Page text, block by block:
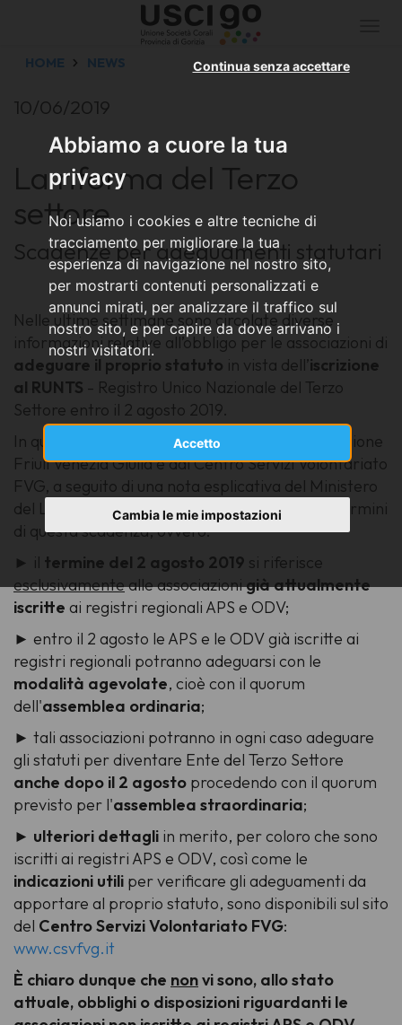
Abbiamo a cuore la tua
privacy
Noi usiamo i cookies e altre tecniche di
tracciamento per migliorare la tua
esperienza di navigazione nel nostro sito,
per mostrarti contenuti personalizzati e
annunci mirati, per analizzare il traffico sul
nostro sito, e per capire da dove arrivano i
nostri visitatori.
Accetto
Continua senza accettare
Cambia le mie impostazioni
HOME NEWS
10/06/2019
La riforma del Terzo
settore
Scadenze per adeguamenti statutari
Nelle ultime settimane sono circolate diverse
informazioni relative all’obbligo per le associazioni di
adeguare il proprio statuto in vista dell’iscrizione
al RUNTS - Registro Unico Nazionale del Terzo
Settore entro il 2 agosto 2019.
In questi giorni una circolare emanata dalla Regione
Friuli Venezia Giulia e dal Centro Servizi Volontariato
FVG, a seguito di una nota esplicativa del Ministero
del Lavoro e delle Politiche sociali, chiarisce i termini
di questa scadenza, ovvero:
► il termine del 2 agosto 2019 si riferisce
esclusivamentealle associazionigià attualmente
iscritte ai registri regionali APS e ODV;
► entro il 2 agosto le APS e le ODV già iscritte ai
registri regionali potranno adeguarsi con le
modalità agevolate, cioè con il quorum
dell'assemblea ordinaria;
► tali associazioni potranno in ogni caso adeguare
gli statuti per diventare Ente del Terzo Settore
anche dopo il 2 agosto procedendo con il quorum
previsto per l'assemblea straordinaria;
► ulteriori dettagli in merito, per coloro che sono
iscritti ai registri APS e ODV, così come le
indicazioni utili per verificare gli adeguamenti da
apportare al proprio statuto, sono disponibili sul sito
del Centro Servizi Volontariato FVG:
www.csvfvg.it
È chiaro dunque che nonvi sono, allo stato
attuale, obblighi o disposizioni riguardanti le